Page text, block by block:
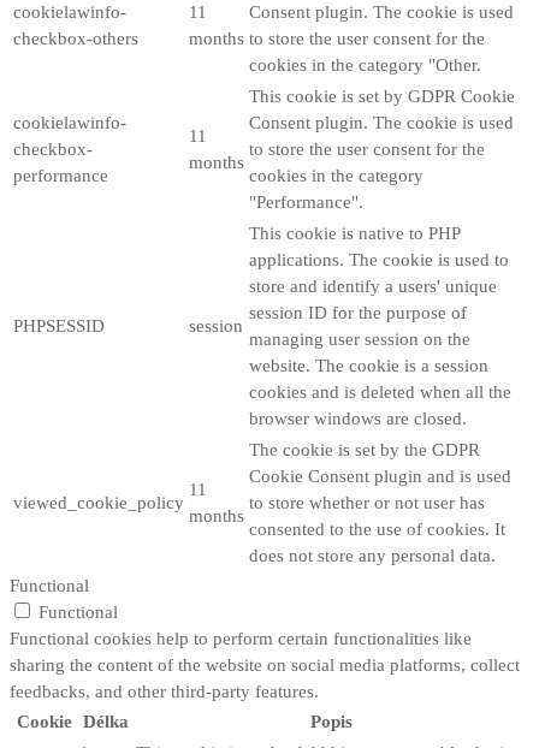
cookielawinfo-
checkbox-others
11
months
Consent plugin. The cookie is used
to store the user consent for the
cookies in the category "Other.
cookielawinfo-
checkbox-
performance
11
months
This cookie is set by GDPR Cookie
Consent plugin. The cookie is used
to store the user consent for the
cookies in the category
"Performance".
PHPSESSID session
This cookie is native to PHP
applications. The cookie is used to
store and identify a users' unique
session ID for the purpose of
managing user session on the
website. The cookie is a session
cookies and is deleted when all the
browser windows are closed.
viewed_cookie_policy
11
months
The cookie is set by the GDPR
Cookie Consent plugin and is used
to store whether or not user has
consented to the use of cookies. It
does not store any personal data.
Functional
Functional
Functional cookies help to perform certain functionalities like
sharing the content of the website on social media platforms, collect
feedbacks, and other third-party features.
Cookie Délka
Popis